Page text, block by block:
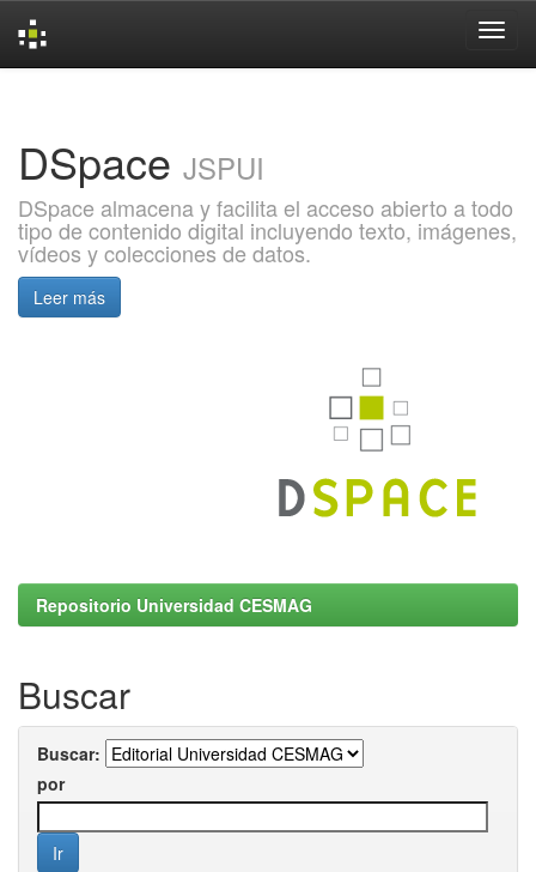
DSpace JSPUI
DSpace almacena y facilita el acceso abierto a todo
tipo de contenido digital incluyendo texto, imágenes,
vídeos y colecciones de datos.
Leer más
Repositorio Universidad CESMAG
Buscar
Buscar:
por